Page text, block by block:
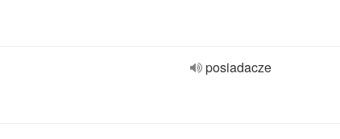
posiadacze